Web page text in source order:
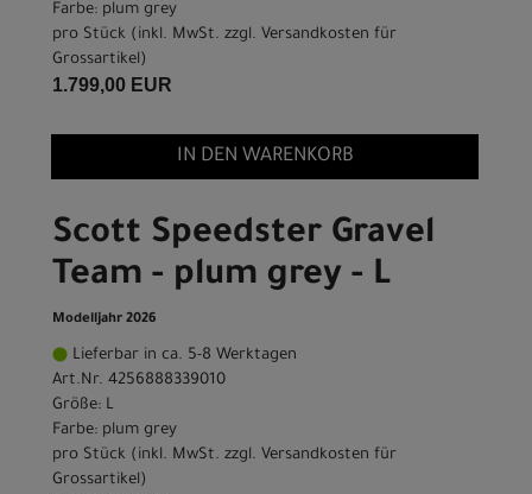
Farbe: plum grey
pro Stück (inkl. MwSt. zzgl. Versandkosten für
Grossartikel)
1.799,00 EUR
IN DEN WARENKORB
Scott Speedster Gravel
Team - plum grey - L
Modelljahr 2026
Lieferbar in ca. 5-8 Werktagen
Art.Nr. 4256888339010
Größe: L
Farbe: plum grey
pro Stück (inkl. MwSt. zzgl. Versandkosten für
Grossartikel)